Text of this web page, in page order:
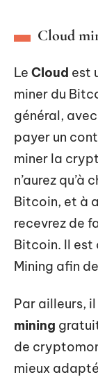
Cloud
Le Cloud est
miner du
général,
payer un
miner la
n’aurez
Bitcoin, et à
recevrez de
Bitcoin. Il est
Mining afin
Par ailleurs,
mining
de
mieux